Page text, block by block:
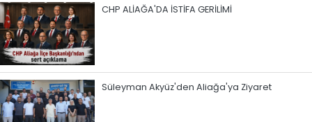
CHP ALİAĞA'DA İSTİFA GERİLİMİ
Süleyman Akyüz'den Aliağa'ya Ziyaret